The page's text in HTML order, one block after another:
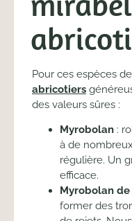
Pour ces espèces de
abricotiers
des valeurs sûres :
Myrobolan :
à de
régulière. Un
efficace.
Myrobolan
former des